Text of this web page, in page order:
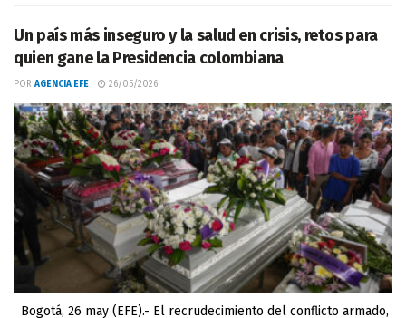
Un país más inseguro y la salud en crisis, retos para
quien gane la Presidencia colombiana
POR AGENCIA EFE 26/05/2026
Bogotá, 26 may (EFE).- El recrudecimiento del conflicto armado,